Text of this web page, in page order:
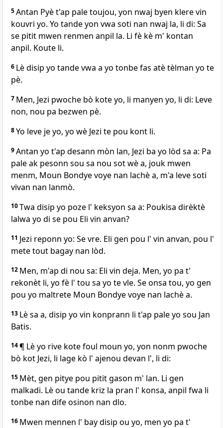
5Antan Pyè t'ap pale toujou, yon nwaj byen klere vin
kouvri yo. Yo tande yon vwa soti nan nwaj la, li di: Sa
se pitit mwen renmen anpil la. Li fè kè m' kontan
anpil. Koute li.
6 Lè disip yo tande vwa a yo tonbe fas atè tèlman yo te
pè.
7 Men, Jezi pwoche bò kote yo, li manyen yo, li di: Leve
non, nou pa bezwen pè.
8Yo leve je yo, yo wè Jezi te pou kont li.
9Antan yo t'ap desann mòn lan, Jezi ba yo lòd sa a: Pa
pale ak pesonn sou sa nou sot wè a, jouk mwen
menm, Moun Bondye voye nan lachè a, m'a leve soti
vivan nan lanmò.
10Twa disip yo poze l' keksyon sa a: Poukisa dirèktè
lalwa yo di se pou Eli vin anvan?
11 Jezi reponn yo: Se vre. Eli gen pou l' vin anvan, pou l'
mete tout bagay nan lòd.
12 Men, m'ap di nou sa: Eli vin deja. Men, yo pa t'
rekonèt li, yo fè l' tou sa yo te vle. Se onsa tou, yo gen
pou yo maltrete Moun Bondye voye nan lachè a.
13 Lè sa a, disip yo vin konprann li t'ap pale yo sou Jan
Batis.
14¶ Lè yo rive kote foul moun yo, yon nonm pwoche
bò kot Jezi, li lage kò l' ajenou devan l', li di:
15 Mèt, gen pitye pou pitit gason m' lan. Li gen
malkadi. Lè ou tande kriz la pran l' konsa, anpil fwa li
tonbe nan dife osinon nan dlo.
16 Mwen mennen l' bay disip ou yo, men yo pa t'